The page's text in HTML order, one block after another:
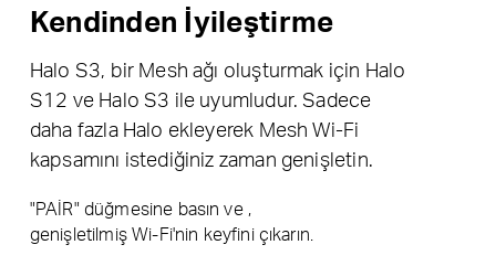
Kendinden İyileştirme
Halo S3, bir Mesh ağı oluşturmak için Halo
S12 ve Halo S3 ile uyumludur. Sadece
daha fazla Halo ekleyerek Mesh Wi-Fi
kapsamını istediğiniz zaman genişletin.
"PAİR" düğmesine basın ve ,
genişletilmiş Wi-Fi'nin keyfini çıkarın.